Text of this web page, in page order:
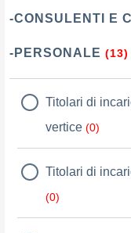
-CONSULENTI E
-PERSONALE (13)
Titolari di
vertice (0)
Titolari di
(0)